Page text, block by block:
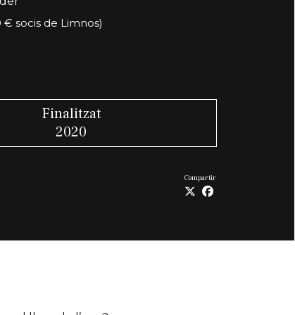
socis de Limnos)
Finalitzat
2020
Compartir